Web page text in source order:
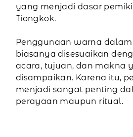
yang menjadi dasar
Tiongkok.
Penggunaan warna
biasanya disesuaikan
acara, tujuan, dan makna
disampaikan. Karena itu,
menjadi sangat penting
perayaan maupun ritual.